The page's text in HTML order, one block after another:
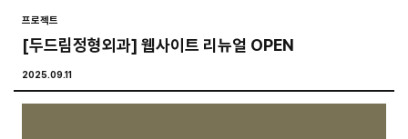
Service
프로젝트
[두드림정형외과] 웹사이트 리뉴얼 OPEN
2025.09.11